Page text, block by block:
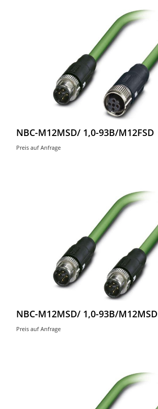
NBC-M12MSD/ 1,0-93B/M12FSD
Preis auf Anfrage
NBC-M12MSD/ 1,0-93B/M12MSD
Preis auf Anfrage